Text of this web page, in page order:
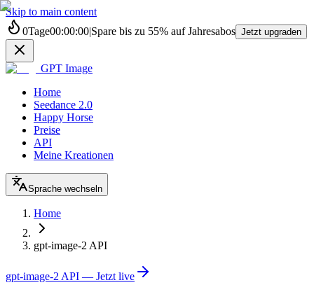
Skip to main content
0Tage00:00:00|Spare bis zu 55% auf Jahresabos Jetzt upgraden
GPT Image
Home
Seedance 2.0
Happy Horse
Preise
API
Meine Kreationen
Sprache wechseln
Home
gpt-image-2 API
gpt-image-2 API — Jetzt live